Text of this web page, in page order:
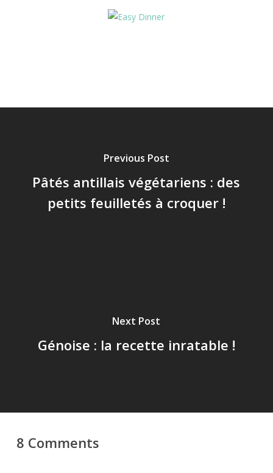
Previous Post
Pâtés antillais végétariens : des
petits feuilletés à croquer !
Next Post
Génoise : la recette inratable !
8 Comments